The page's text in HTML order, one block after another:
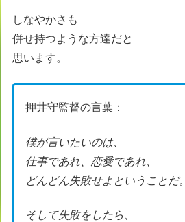
しなやかさも
併せ持つような方達だと
思います。
押井守監督の言葉：
僕が言いたいのは、
仕事であれ、恋愛であれ、
どんどん失敗せよということだ。
そして失敗をしたら、